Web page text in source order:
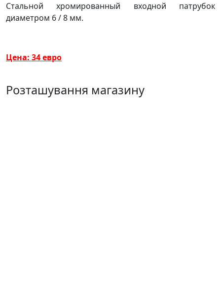
Стальной хромированный входной патрубок
диаметром 6 / 8 мм.
Цена: 34 евро
Розташування магазину